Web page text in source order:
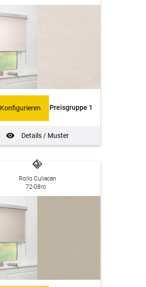
Preisgruppe 1
Details / Muster
Konfigurieren
Rollo Culiacan
72-08ro